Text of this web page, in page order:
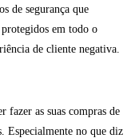
de segurança que
protegidos em todo o
de cliente negativa.
fazer as suas compras de
Especialmente no que diz